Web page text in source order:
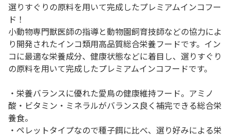
選りすぐりの原料を用いて完成したプレミアムインコフー
ド！
小動物専門獣医師の指導と動物園飼育技師などの協力によ
り開発されたインコ類用高品質総合栄養フードです。イン
コに最適な栄養成分、健康状態などに着目し、選りすぐり
の原料を用いて完成したプレミアムインコフードです。
・栄養バランスに優れた愛鳥の健康維持フード。アミノ
酸・ビタミン・ミネラルがバランス良く補完できる総合栄
養食。
・ペレットタイプなので種子餌に比べ、選り好みによる栄